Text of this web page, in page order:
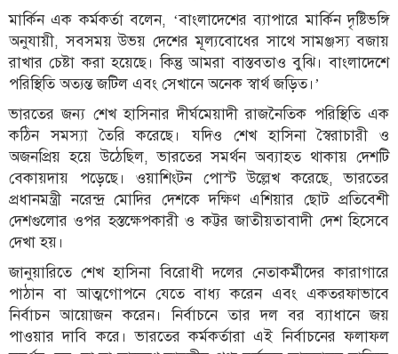
মার্কিন এক কর্মকর্তা বলেন, ‘বাংলাদেশের ব্যাপারে মার্কিন দৃষ্টিভঙ্গি
অনুযায়ী, সবসময় উভয় দেশের মূল্যবোধের সাথে সামঞ্জস্য বজায়
রাখার চেষ্টা করা হয়েছে। কিন্তু আমরা বাস্তবতাও বুঝি। বাংলাদেশে
পরিস্থিতি অত্যন্ত জটিল এবং সেখানে অনেক স্বার্থ জড়িত।’
ভারতের জন্য শেখ হাসিনার দীর্ঘমেয়াদী রাজনৈতিক পরিস্থিতি এক
কঠিন সমস্যা তৈরি করেছে। যদিও শেখ হাসিনা স্বৈরাচারী ও
অজনপ্রিয় হয়ে উঠেছিল, ভারতের সমর্থন অব্যাহত থাকায় দেশটি
বেকায়দায় পড়েছে। ওয়াশিংটন পোস্ট উল্লেখ করেছে, ভারতের
প্রধানমন্ত্রী নরেন্দ্র মোদির দেশকে দক্ষিণ এশিয়ার ছোট প্রতিবেশী
দেশগুলোর ওপর হস্তক্ষেপকারী ও কট্টর জাতীয়তাবাদী দেশ হিসেবে
দেখা হয়।
জানুয়ারিতে শেখ হাসিনা বিরোধী দলের নেতাকর্মীদের কারাগারে
পাঠান বা আত্মগোপনে যেতে বাধ্য করেন এবং একতরফাভাবে
নির্বাচন আয়োজন করেন। নির্বাচনে তার দল বর ব্যাধানে জয়
পাওয়ার দাবি করে। ভারতের কর্মকর্তারা এই নির্বাচনের ফলাফল